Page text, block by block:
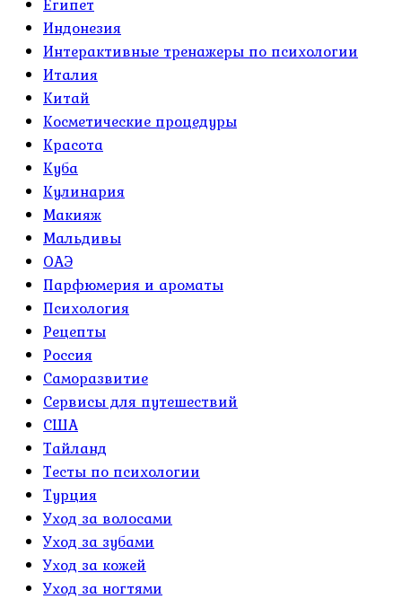
Египет
Индонезия
Интерактивные тренажеры по психологии
Италия
Китай
Косметические процедуры
Красота
Куба
Кулинария
Макияж
Мальдивы
ОАЭ
Парфюмерия и ароматы
Психология
Рецепты
Россия
Саморазвитие
Сервисы для путешествий
США
Тайланд
Тесты по психологии
Турция
Уход за волосами
Уход за зубами
Уход за кожей
Уход за ногтями